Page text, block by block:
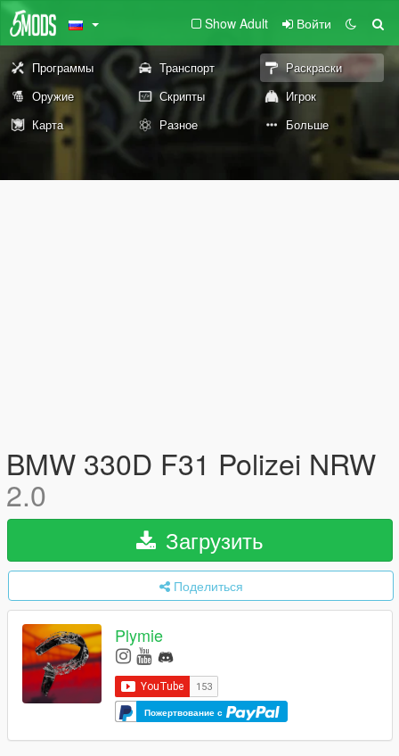
Show Adult Войти
Программы Транспорт
Раскраски
Оружие
Скрипты
Игрок
Карта
Разное Больше
BMW 330D F31 Polizei NRW
2.0
Загрузить
Поделиться
Plymie
Пожертвование с